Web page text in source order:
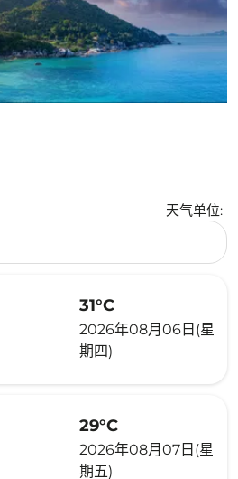
天气单位:
度 Selected
31°C
2026年08月06日(星
期四)
29°C
2026年08月07日(星
期五)